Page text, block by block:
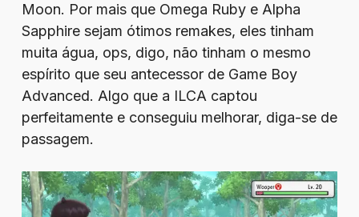
Moon. Por mais que Omega Ruby e Alpha
Sapphire sejam ótimos remakes, eles tinham
muita água, ops, digo, não tinham o mesmo
espírito que seu antecessor de Game Boy
Advanced. Algo que a ILCA captou
perfeitamente e conseguiu melhorar, diga-se de
passagem.